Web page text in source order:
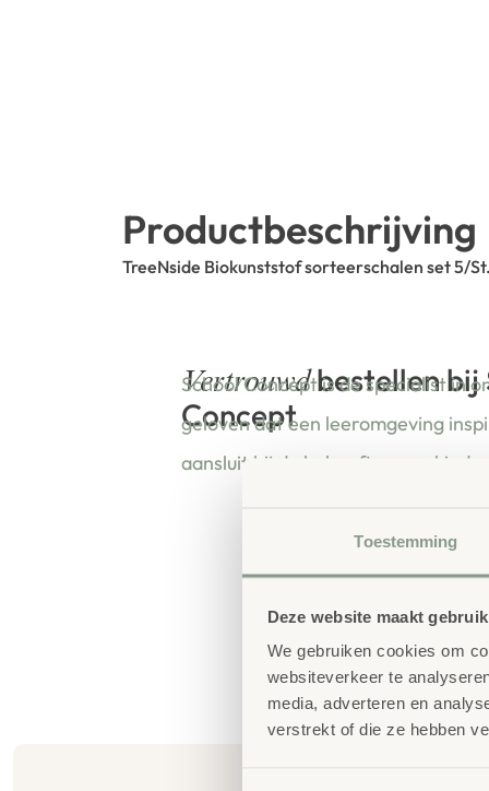
Toestemming
Deze website maakt
We gebruiken cookies om
websiteverkeer te
media, adverteren en
verstrekt of die ze hebben
Productbeschrijving
TreeNside Biokunststof sorteerschalen set 5/
Vertrouwdbestellen bij
Concept
School Concept is de specialist in
geloven dat een leeromgeving
aansluit bij de behoeften van